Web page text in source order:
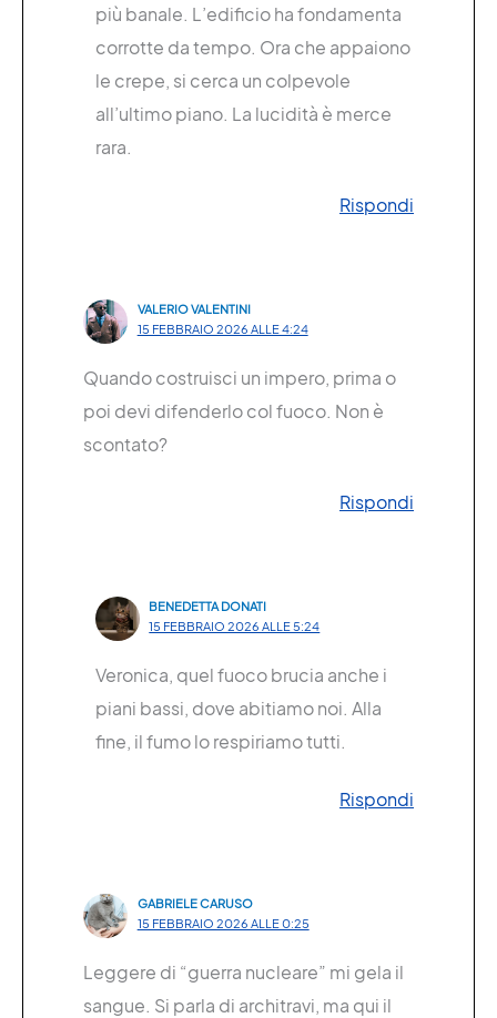
più banale. L’edificio ha fondamenta
corrotte da tempo. Ora che appaiono
le crepe, si cerca un colpevole
all’ultimo piano. La lucidità è merce
rara.
Rispondi
VALERIO VALENTINI
15 FEBBRAIO 2026 ALLE 4:24
Quando costruisci un impero, prima o
poi devi difenderlo col fuoco. Non è
scontato?
Rispondi
BENEDETTA DONATI
15 FEBBRAIO 2026 ALLE 5:24
Veronica, quel fuoco brucia anche i
piani bassi, dove abitiamo noi. Alla
fine, il fumo lo respiriamo tutti.
Rispondi
GABRIELE CARUSO
15 FEBBRAIO 2026 ALLE 0:25
Leggere di “guerra nucleare” mi gela il
sangue. Si parla di architravi, ma qui il